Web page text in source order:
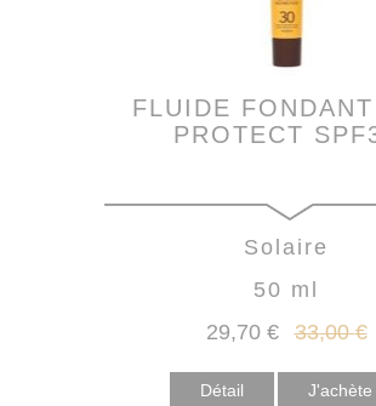
FLUIDE
PROTECT
Solaire
50 ml
29,70 € 33,00 €
Détail